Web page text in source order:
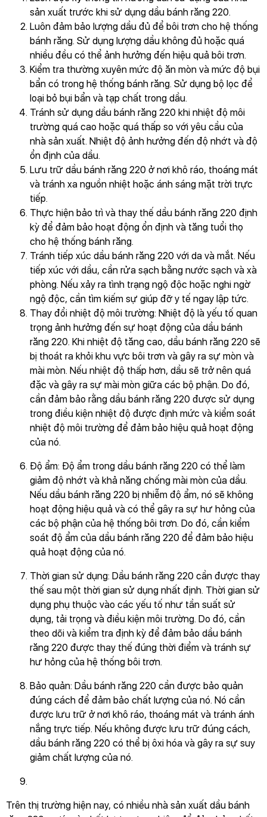
sản xuất trước khi sử dụng dầu bánh răng 220.
Luôn đảm bảo lượng dầu đủ để bôi trơn cho hệ thống
bánh răng. Sử dụng lượng dầu không đủ hoặc quá
nhiều đều có thể ảnh hưởng đến hiệu quả bôi trơn.
Kiểm tra thường xuyên mức độ ăn mòn và mức độ bụi
bẩn có trong hệ thống bánh răng. Sử dụng bộ lọc để
loại bỏ bụi bẩn và tạp chất trong dầu.
Tránh sử dụng dầu bánh răng 220 khi nhiệt độ môi
trường quá cao hoặc quá thấp so với yêu cầu của
nhà sản xuất. Nhiệt độ ảnh hưởng đến độ nhớt và độ
ổn định của dầu.
Lưu trữ dầu bánh răng 220 ở nơi khô ráo, thoáng mát
và tránh xa nguồn nhiệt hoặc ánh sáng mặt trời trực
tiếp.
Thực hiện bảo trì và thay thế dầu bánh răng 220 định
kỳ để đảm bảo hoạt động ổn định và tăng tuổi thọ
cho hệ thống bánh răng.
Tránh tiếp xúc dầu bánh răng 220 với da và mắt. Nếu
tiếp xúc với dầu, cần rửa sạch bằng nước sạch và xà
phòng. Nếu xảy ra tình trạng ngộ độc hoặc nghi ngờ
ngộ độc, cần tìm kiếm sự giúp đỡ y tế ngay lập tức.
Thay đổi nhiệt độ môi trường: Nhiệt độ là yếu tố quan
trọng ảnh hưởng đến sự hoạt động của dầu bánh
răng 220. Khi nhiệt độ tăng cao, dầu bánh răng 220 sẽ
bị thoát ra khỏi khu vực bôi trơn và gây ra sự mòn và
mài mòn. Nếu nhiệt độ thấp hơn, dầu sẽ trở nên quá
đặc và gây ra sự mài mòn giữa các bộ phận. Do đó,
cần đảm bảo rằng dầu bánh răng 220 được sử dụng
trong điều kiện nhiệt độ được định mức và kiểm soát
nhiệt độ môi trường để đảm bảo hiệu quả hoạt động
của nó.
Độ ẩm: Độ ẩm trong dầu bánh răng 220 có thể làm
giảm độ nhớt và khả năng chống mài mòn của dầu.
Nếu dầu bánh răng 220 bị nhiễm độ ẩm, nó sẽ không
hoạt động hiệu quả và có thể gây ra sự hư hỏng của
các bộ phận của hệ thống bôi trơn. Do đó, cần kiểm
soát độ ẩm của dầu bánh răng 220 để đảm bảo hiệu
quả hoạt động của nó.
Thời gian sử dụng: Dầu bánh răng 220 cần được thay
thế sau một thời gian sử dụng nhất định. Thời gian sử
dụng phụ thuộc vào các yếu tố như tần suất sử
dụng, tải trọng và điều kiện môi trường. Do đó, cần
theo dõi và kiểm tra định kỳ để đảm bảo dầu bánh
răng 220 được thay thế đúng thời điểm và tránh sự
hư hỏng của hệ thống bôi trơn.
Bảo quản: Dầu bánh răng 220 cần được bảo quản
đúng cách để đảm bảo chất lượng của nó. Nó cần
được lưu trữ ở nơi khô ráo, thoáng mát và tránh ánh
nắng trực tiếp. Nếu không được lưu trữ đúng cách,
dầu bánh răng 220 có thể bị ôxi hóa và gây ra sự suy
giảm chất lượng của nó.
Trên thị trường hiện nay, có nhiều nhà sản xuất dầu bánh